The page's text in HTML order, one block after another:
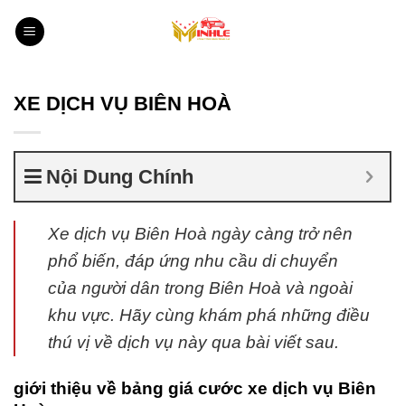
qua
XE DỊCH VỤ BIÊN HOÀ
Nội Dung Chính
Xe dịch vụ Biên Hoà ngày càng trở nên
phổ biến, đáp ứng nhu cầu di chuyển
của người dân trong Biên Hoà và ngoài
khu vực. Hãy cùng khám phá những điều
thú vị về dịch vụ này qua bài viết sau.
giới thiệu về bảng giá cước xe dịch vụ Biên